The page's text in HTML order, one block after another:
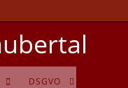
DSGVO